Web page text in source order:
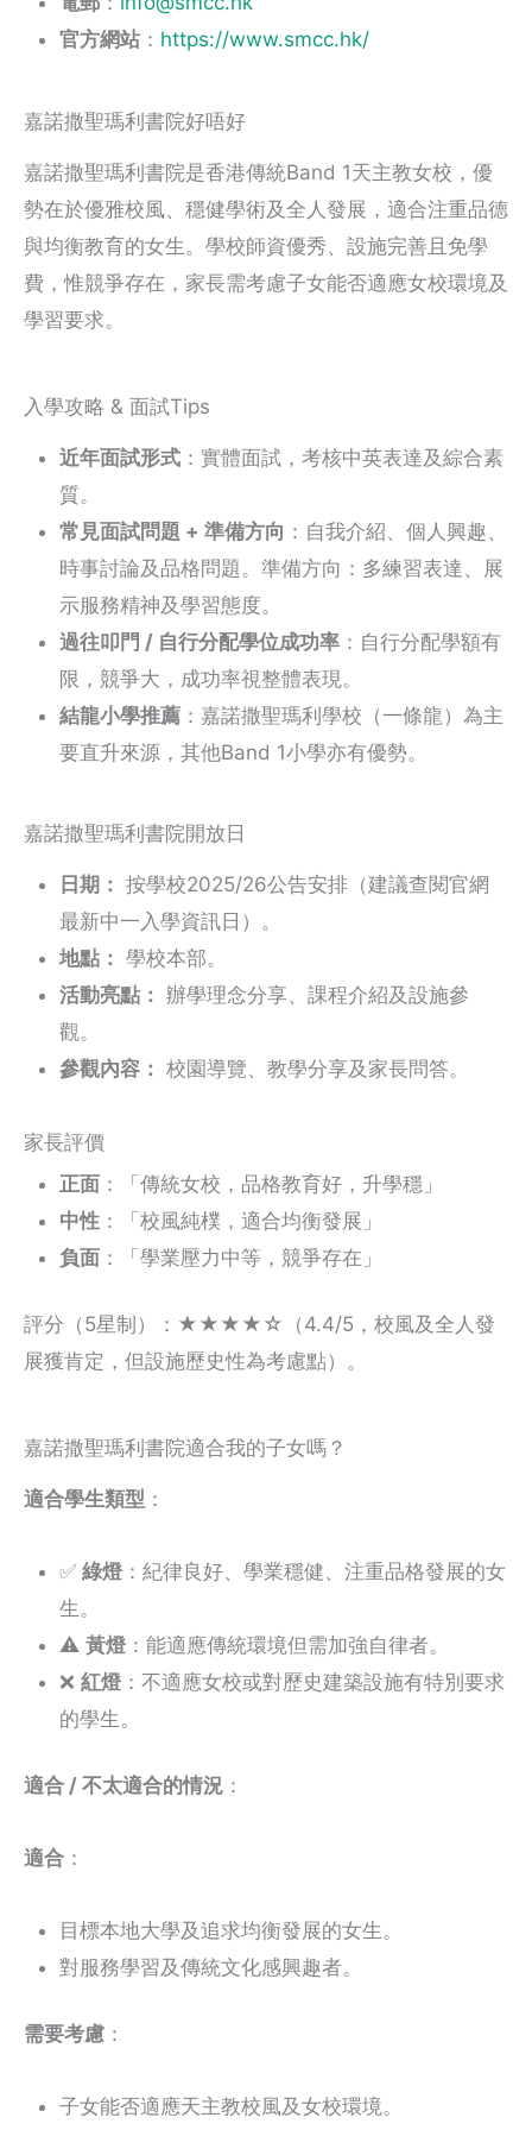
官方網站 ： https://www.smcc.hk/
嘉諾撒聖瑪利書院好唔好
嘉諾撒聖瑪利書院是香港傳統Band 1天主教女校，優
勢在於優雅校風、穩健學術及全人發展，適合注重品德
與均衡教育的女生。學校師資優秀、設施完善且免學
費，惟競爭存在，家長需考慮子女能否適應女校環境及
學習要求。
入學攻略 & 面試Tips
近年面試形式 ：實體面試，考核中英表達及綜合素
質。
常見面試問題 + 準備方向 ：自我介紹、個人興趣、
時事討論及品格問題。準備方向：多練習表達、展
示服務精神及學習態度。
過往叩門 / 自行分配學位成功率 ：自行分配學額有
限，競爭大，成功率視整體表現。
結龍小學推薦 ：嘉諾撒聖瑪利學校（一條龍）為主
要直升來源，其他Band 1小學亦有優勢。
嘉諾撒聖瑪利書院開放日
日期： 按學校2025/26公告安排（建議查閱官網
最新中一入學資訊日）。
地點： 學校本部。
活動亮點： 辦學理念分享、課程介紹及設施參
觀。
參觀內容： 校園導覽、教學分享及家長問答。
家長評價
正面 ：「傳統女校，品格教育好，升學穩」
中性 ：「校風純樸，適合均衡發展」
負面 ：「學業壓力中等，競爭存在」
評分（5星制）：★★★★☆（4.4/5，校風及全人發
展獲肯定，但設施歷史性為考慮點）。
嘉諾撒聖瑪利書院適合我的子女嗎？
適合學生類型 ：
✅ 綠燈 ：紀律良好、學業穩健、注重品格發展的女
生。
⚠️ 黃燈 ：能適應傳統環境但需加強自律者。
❌ 紅燈 ：不適應女校或對歷史建築設施有特別要求
的學生。
適合 / 不太適合的情況 ：
適合 ：
目標本地大學及追求均衡發展的女生。
對服務學習及傳統文化感興趣者。
需要考慮 ：
子女能否適應天主教校風及女校環境。